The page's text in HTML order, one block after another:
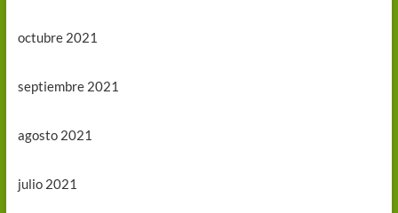
octubre 2021
septiembre 2021
agosto 2021
julio 2021